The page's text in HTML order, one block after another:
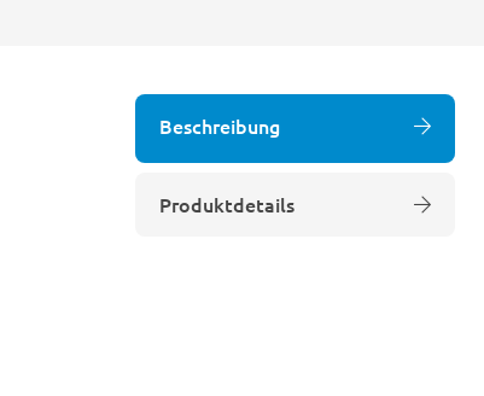
Beschreibung
Produktdetails